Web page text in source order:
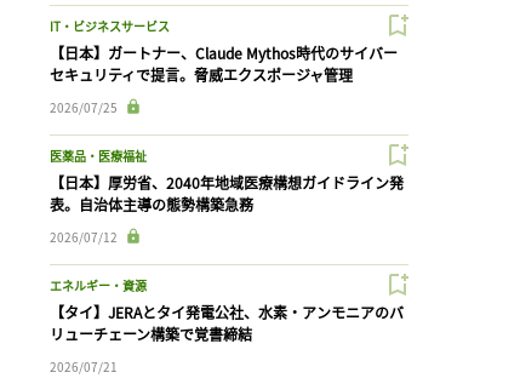
IT・ビジネスサービス
【日本】ガートナー、Claude Mythos時代のサイバー
セキュリティで提言。脅威エクスポージャ管理
2026/07/25
医薬品・医療福祉
【日本】厚労省、2040年地域医療構想ガイドライン発
表。自治体主導の態勢構築急務
2026/07/12
エネルギー・資源
【タイ】JERAとタイ発電公社、水素・アンモニアのバ
リューチェーン構築で覚書締結
2026/07/21